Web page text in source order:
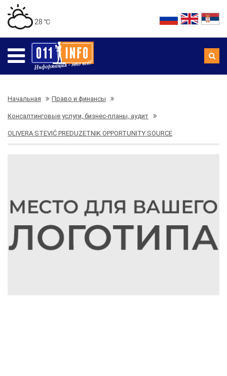
28 ℃
Начальная Право и финансы
Консалтинговые услуги, бизнес-планы, аудит
OLIVERA STEVIĆ PREDUZETNIK OPPORTUNITY SOURCE